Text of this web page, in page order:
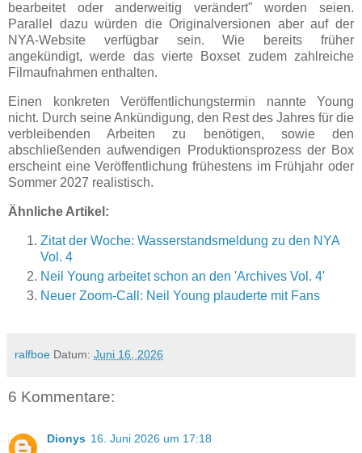
bearbeitet oder anderweitig verändert" worden seien.
Parallel dazu würden die Originalversionen aber auf der
NYA-Website verfügbar sein. Wie bereits früher
angekündigt, werde das vierte Boxset zudem zahlreiche
Filmaufnahmen enthalten.
Einen konkreten Veröffentlichungstermin nannte Young
nicht. Durch seine Ankündigung, den Rest des Jahres für die
verbleibenden Arbeiten zu benötigen, sowie den
abschließenden aufwendigen Produktionsprozess der Box
erscheint eine Veröffentlichung frühestens im Frühjahr oder
Sommer 2027 realistisch.
Ähnliche Artikel:
Zitat der Woche: Wasserstandsmeldung zu den NYA
Vol. 4
Neil Young arbeitet schon an den 'Archives Vol. 4'
Neuer Zoom-Call: Neil Young plauderte mit Fans
ralfboe Datum: Juni 16, 2026
6 Kommentare:
Dionys 16. Juni 2026 um 17:18